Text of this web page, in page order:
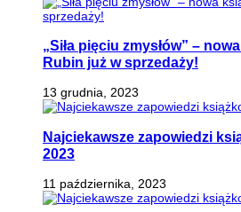
„Siła pięciu zmysłów” –
Rubin już w sprzedaży!
13 grudnia, 2023
Najciekawsze zapowiedzi
2023
11 października, 2023